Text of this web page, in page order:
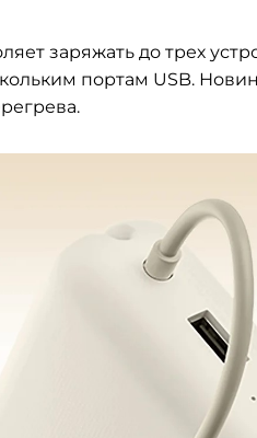
заряжать до трех
портам USB.